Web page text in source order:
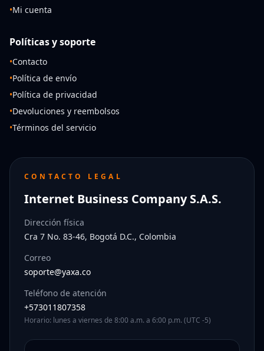
•Mi cuenta
Políticas y soporte
•Contacto
•Política de envío
•Política de privacidad
•Devoluciones y reembolsos
•Términos del servicio
CONTACTO LEGAL
Internet Business Company S.A.S.
Dirección física
Cra 7 No. 83-46, Bogotá D.C., Colombia
Correo
soporte@yaxa.co
Teléfono de atención
+573011807358
Horario: lunes a viernes de 8:00 a.m. a 6:00 p.m. (UTC -5)